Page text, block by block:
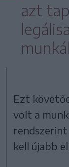
azt
Ezt
volt a
kell újabb